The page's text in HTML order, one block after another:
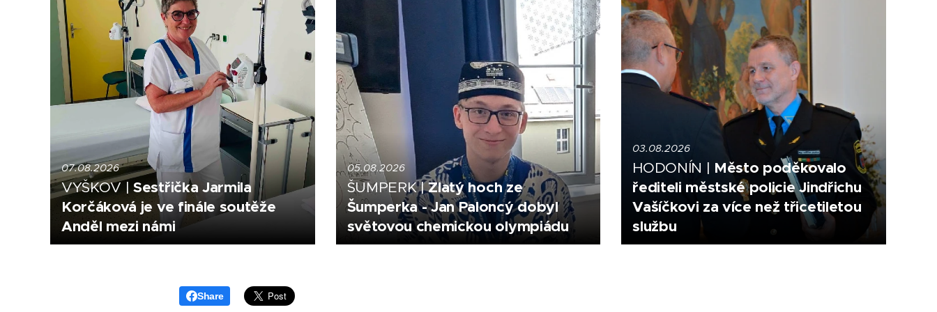
07.08.2026
VYŠKOV |Sestřička Jarmila
Korčáková je ve finále soutěže
Anděl mezi námi
05.08.2026
ŠUMPERK |Zlatý hoch ze
Šumperka - Jan Paloncý dobyl
světovou chemickou olympiádu
03.08.2026
HODONÍN | Město poděkovalo
řediteli městské policie Jindřichu
Vašíčkovi za více než třicetiletou
službu
Share